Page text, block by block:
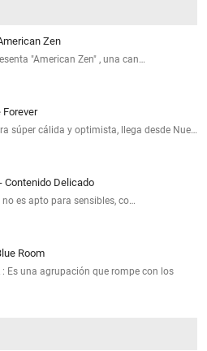
Zen
"American Zen" , una can…
Forever
súper cálida y optimista, llega desde Nue…
Contenido Delicado
es apto para sensibles, co…
Room
: Es una agrupación que rompe con los